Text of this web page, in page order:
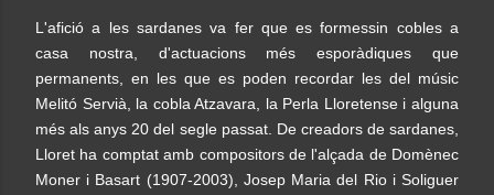
L'afició a les sardanes va fer que es formessin cobles a
casa nostra, d'actuacions més esporàdiques que
permanents, en les que es poden recordar les del músic
Melitó Servià, la cobla Atzavara, la Perla Lloretense i alguna
més als anys 20 del segle passat. De creadors de sardanes,
Lloret ha comptat amb compositors de l'alçada de Domènec
Moner i Basart (1907-2003), Josep Maria del Rio i Soliguer